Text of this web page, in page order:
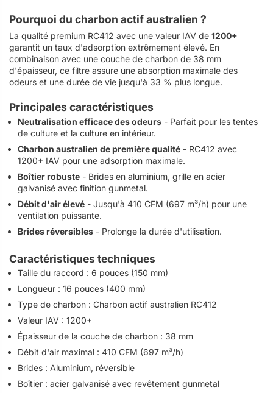
Pourquoi du charbon actif australien ?
La qualité premium RC412 avec une valeur IAV de 1200+
garantit un taux d'adsorption extrêmement élevé. En
combinaison avec une couche de charbon de 38 mm
d'épaisseur, ce filtre assure une absorption maximale des
odeurs et une durée de vie jusqu'à 33 % plus longue.
Principales caractéristiques
Neutralisation efficace des odeurs - Parfait pour les tentes
de culture et la culture en intérieur.
Charbon australien de première qualité - RC412 avec
1200+ IAV pour une adsorption maximale.
Boîtier robuste - Brides en aluminium, grille en acier
galvanisé avec finition gunmetal.
Débit d'air élevé - Jusqu'à 410 CFM (697 m³/h) pour une
ventilation puissante.
Brides réversibles - Prolonge la durée d'utilisation.
Caractéristiques techniques
Taille du raccord : 6 pouces (150 mm)
Longueur : 16 pouces (400 mm)
Type de charbon : Charbon actif australien RC412
Valeur IAV : 1200+
Épaisseur de la couche de charbon : 38 mm
Débit d'air maximal : 410 CFM (697 m³/h)
Brides : Aluminium, réversible
Boîtier : acier galvanisé avec revêtement gunmetal